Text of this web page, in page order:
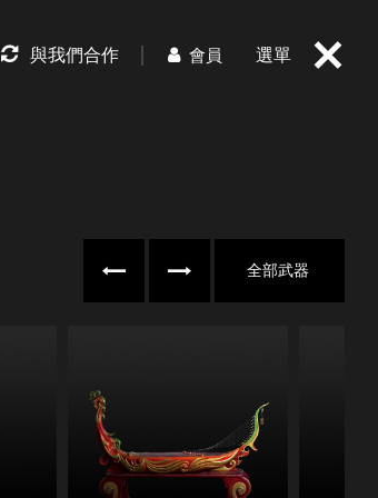
與我們合作 會員 選單
往左 往右 全部武器